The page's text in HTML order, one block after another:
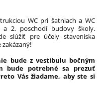
WC pri šatniach a WC
2. poschodí budovy školy.
slúžiť pre účely staveniska
bude z vestibulu bočným
bude potrebné sa prezuť
Vás žiadame, aby ste si